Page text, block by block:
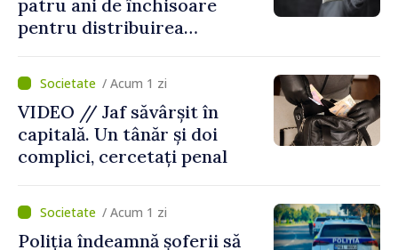
patru ani de închisoare
pentru distribuirea
/ Acum 1 zi
VIDEO // Jaf săvârșit în
capitală. Un tânăr și doi
complici, cercetați penal
/ Acum 1 zi
Poliția îndeamnă șoferii să